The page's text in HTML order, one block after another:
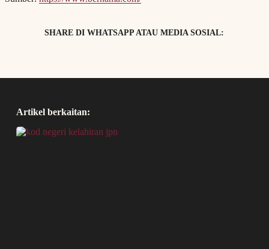
SHARE DI WHATSAPP ATAU MEDIA SOSIAL:
Artikel berkaitan: